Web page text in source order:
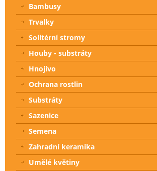
Bambusy
Trvalky
Solitérní stromy
Houby - substráty
Hnojivo
Ochrana rostlin
Substráty
Sazenice
Semena
Zahradní keramika
Umělé květiny